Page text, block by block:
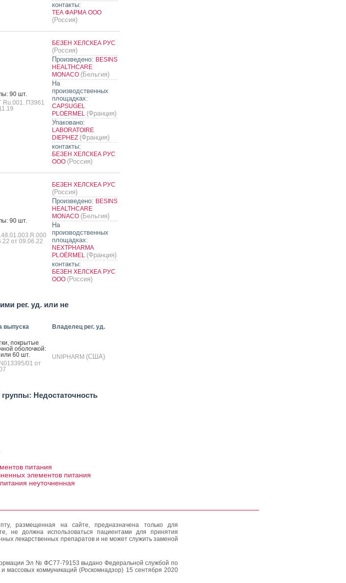
контакты:
ТЕА ФАРМА ООО
(Россия)
90 шт.
Ru.001. П3961
БЕЗЕН ХЕЛСКЕА РУС
(Россия)
Произведено: BESINS
HEALTHCARE
MONACO (Бельгия)
На
производственных
площадках:
CAPSUGEL
PLOERMEL (Франция)
Упаковано:
LABORATOIRE
DIEPHEZ (Франция)
контакты:
БЕЗЕН ХЕЛСКЕА РУС
ООО (Россия)
90 шт.
от 09.06.22
БЕЗЕН ХЕЛСКЕА РУС
(Россия)
Произведено: BESINS
HEALTHCARE
MONACO (Бельгия)
На
производственных
площадках:
NEXTPHARMA
PLOËRMEL (Франция)
контакты:
БЕЗЕН ХЕЛСКЕА РУС
ООО (Россия)
рег. уд. или не
выпуска Владелец рег. уд.
пок­ры­тые
обо­лоч­кой:
60 шт.
01 от
UNIPHARM (США)
Недостаточность
питания
элементов питания
неуточненная
размещенная на сайте, предназначена только для
не должна использоваться пациентами для принятия
лекарственных препаратов и не может служить заменой
Эл № ФС77-79153 выдано Федеральной службой по
массовых коммуникаций (Роскомнадзор) 15 сентября 2020